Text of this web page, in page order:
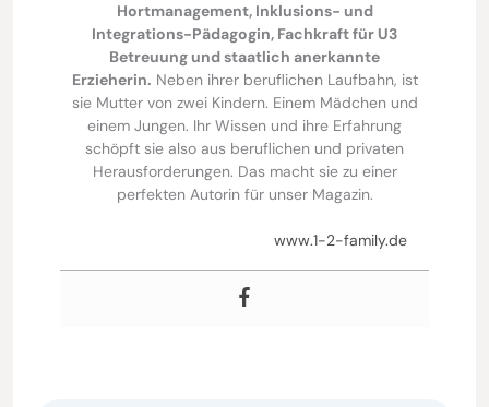
Hortmanagement, Inklusions- und
Integrations-Pädagogin, Fachkraft für U3
Betreuung und staatlich anerkannte
Erzieherin. Neben ihrer beruflichen Laufbahn, ist
sie Mutter von zwei Kindern. Einem Mädchen und
einem Jungen. Ihr Wissen und ihre Erfahrung
schöpft sie also aus beruflichen und privaten
Herausforderungen. Das macht sie zu einer
perfekten Autorin für unser Magazin.
www.1-2-family.de